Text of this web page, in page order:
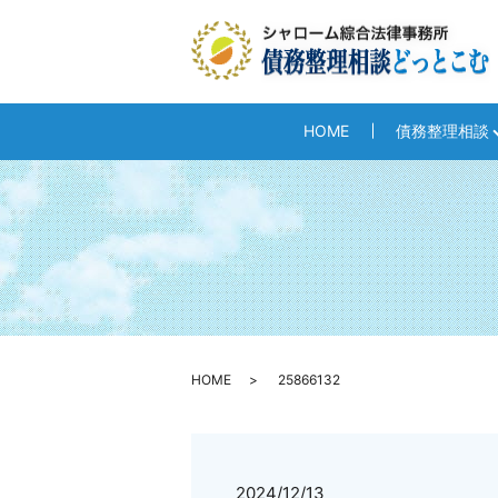
HOME 債務整理相談
HOME 25866132
2024/12/13